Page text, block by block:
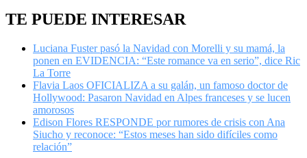
TE PUEDE INTERESAR
Luciana Fuster pasó la Navidad con Morelli y su mamá, la
ponen en EVIDENCIA: “Este romance va en serio”, dice Ric
La Torre
Flavia Laos OFICIALIZA a su galán, un famoso doctor de
Hollywood: Pasaron Navidad en Alpes franceses y se lucen
amorosos
Edison Flores RESPONDE por rumores de crisis con Ana
Siucho y reconoce: “Estos meses han sido difíciles como
relación”